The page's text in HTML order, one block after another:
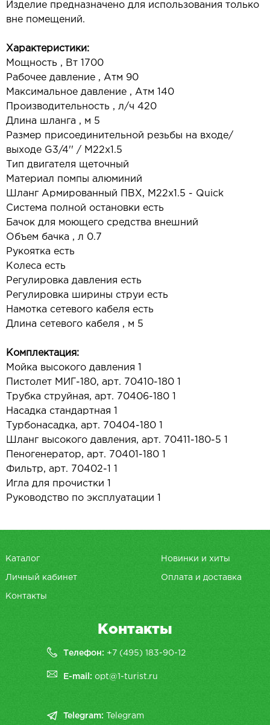
Изделие предназначено для использования только
вне помещений.
Характеристики:
Мощность , Вт 1700
Рабочее давление , Атм 90
Максимальное давление , Атм 140
Производительность , л/ч 420
Длина шланга , м 5
Размер присоединительной резьбы на входе/
выходе G3/4'' / М22х1.5
Тип двигателя щеточный
Материал помпы алюминий
Шланг Армированный ПВХ, М22х1.5 - Quick
Система полной остановки есть
Бачок для моющего средства внешний
Объем бачка , л 0.7
Рукоятка есть
Колеса есть
Регулировка давления есть
Регулировка ширины струи есть
Намотка сетевого кабеля есть
Длина сетевого кабеля , м 5
Комплектация:
Мойка высокого давления 1
Пистолет МИГ-180, арт. 70410-180 1
Трубка струйная, арт. 70406-180 1
Насадка стандартная 1
Турбонасадка, арт. 70404-180 1
Шланг высокого давления, арт. 70411-180-5 1
Пеногенератор, арт. 70401-180 1
Фильтр, арт. 70402-1 1
Игла для прочистки 1
Руководство по эксплуатации 1
Каталог Новинки и хиты
Личный кабинет Оплата и доставка
Контакты
Контакты
Телефон: +7 (495) 183-90-12
E-mail:opt@1-turist.ru
Telegram: Telegram